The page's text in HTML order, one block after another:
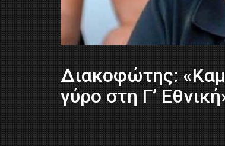
Διακοφώτης:
γύρο στη Γ’